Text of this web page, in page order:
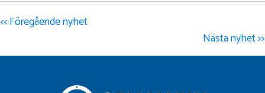
<< Föregående nyhet
Nästa nyhet >>